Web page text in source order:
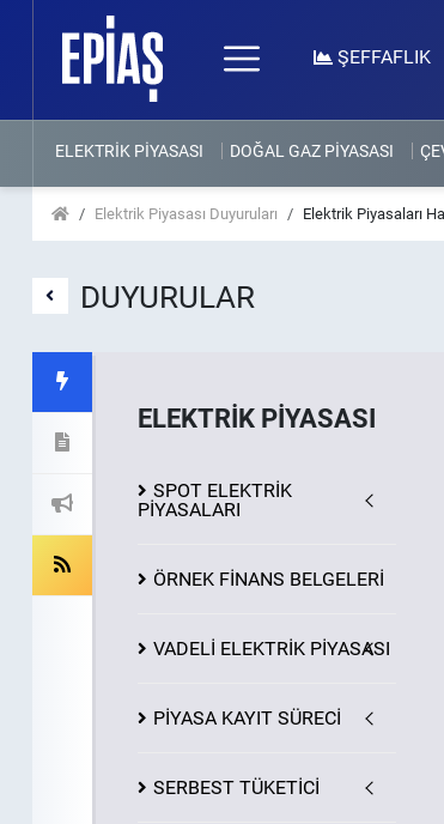
ŞEFFAFLIK
ELEKTRİK PİYASASI DOĞAL GAZ PİYASASI
Elektrik Piyasası Duyuruları Elektrik Piyasaları
DUYURULAR
ELEKTRİK PİYASASI
SPOT ELEKTRİK
PİYASALARI
ÖRNEK FİNANS BELGELERİ
VADELİ ELEKTRİK PİYASASI
PİYASAKAYIT SÜRECİ
SERBEST TÜKETİCİ